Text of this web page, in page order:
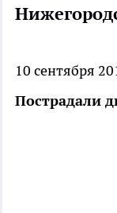
10 сентября
Пострадали